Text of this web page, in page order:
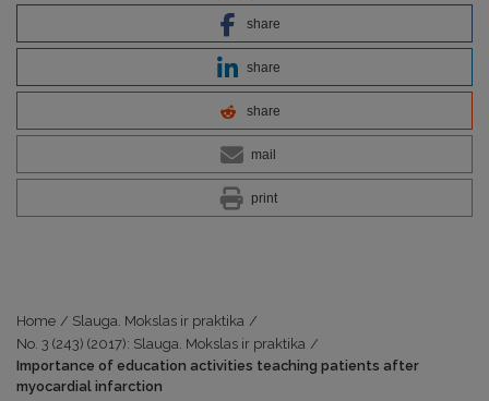
share
share
share
mail
print
Home / Slauga. Mokslas ir praktika /
No. 3 (243) (2017): Slauga. Mokslas ir praktika /
Importance of education activities teaching patients after
myocardial infarction